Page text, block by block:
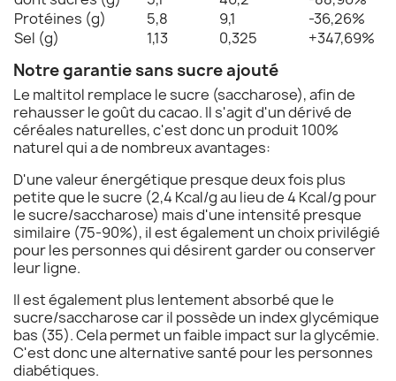
Protéines (g)
5,8 9,1
-36,26%
Sel (g)
1,13 0,325 +347,69%
Notre garantie sans sucre ajouté
Le maltitol remplace le sucre (saccharose), afin de
rehausser le goût du cacao. Il s'agit d'un dérivé de
céréales naturelles, c'est donc un produit 100%
naturel qui a de nombreux avantages:
D'une valeur énergétique presque deux fois plus
petite que le sucre (2,4 Kcal/g au lieu de 4 Kcal/g pour
le sucre/saccharose) mais d'une intensité presque
similaire (75-90%), il est également un choix privilégié
pour les personnes qui désirent garder ou conserver
leur ligne.
Il est également plus lentement absorbé que le
sucre/saccharose car il possède un index glycémique
bas (35). Cela permet un faible impact sur la glycémie.
C'est donc une alternative santé pour les personnes
diabétiques.